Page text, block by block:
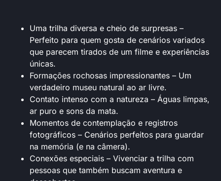
Uma trilha diversa e cheio de surpresas –
Perfeito para quem gosta de cenários variados
que parecem tirados de um filme e experiências
únicas.
Formações rochosas impressionantes – Um
verdadeiro museu natural ao ar livre.
Contato intenso com a natureza – Águas limpas,
ar puro e sons da mata.
Momentos de contemplação e registros
fotográficos – Cenários perfeitos para guardar
na memória (e na câmera).
Conexões especiais – Vivenciar a trilha com
pessoas que também buscam aventura e